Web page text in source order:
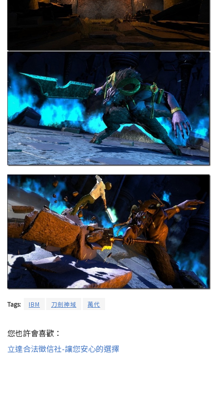
Tags: IBM 刀劍神域 萬代
您也許會喜歡：
立達合法徵信社-讓您安心的選擇